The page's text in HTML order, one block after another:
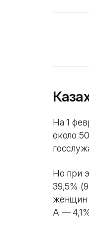
На 1
около
Но при
39,5%
женщин
А —